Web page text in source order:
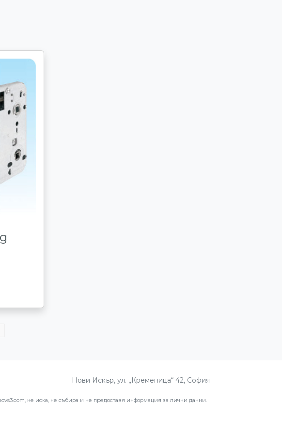
Нови Искър, ул. „Кременица“ 42, София
не иска, не събира и не предоставя информация за лични данни.